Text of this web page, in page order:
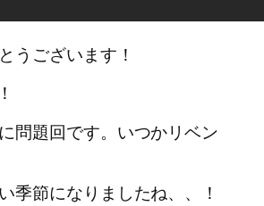
うございます！
問題回です。いつかリベン
季節になりましたね、、！